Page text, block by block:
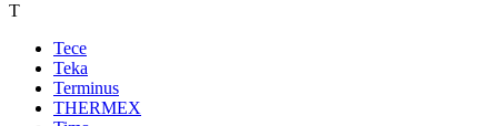
T
Tece
Teka
Terminus
THERMEX